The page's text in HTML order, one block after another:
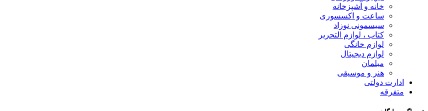
خانه و آشپزخانه
ساعت و اکسسوری
سیسمونی نوزاد
کتاب ، لوازم التحریر
لوازم خانگی
لوازم دیجیتال
مبلمان
هنر و موسیقی
ادارت دولتی
متفرقه